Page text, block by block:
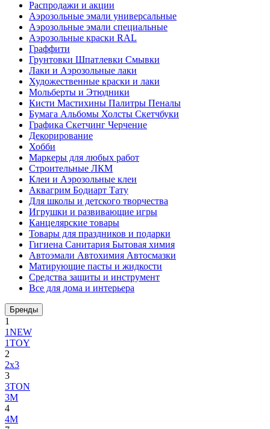
Распродажи и акции
Аэрозольные эмали универсальные
Аэрозольные эмали специальные
Аэрозольные краски RAL
Граффити
Грунтовки Шпатлевки Смывки
Лаки и Аэрозольные лаки
Художественные краски и лаки
Мольберты и Этюдники
Кисти Мастихины Палитры Пеналы
Бумага Альбомы Холсты Скетчбуки
Графика Скетчинг Черчение
Декорирование
Хобби
Маркеры для любых работ
Строительные ЛКМ
Клеи и Аэрозольные клеи
Аквагрим Бодиарт Тату
Для школы и детского творчества
Игрушки и развивающие игры
Канцелярские товары
Товары для праздников и подарки
Гигиена Санитария Бытовая химия
Автоэмали Автохимия Автосмазки
Матирующие пасты и жидкости
Средства защиты и инструмент
Все для дома и интерьера
Бренды
1
1NEW
1TOY
2
2x3
3
3TON
3М
4
4M